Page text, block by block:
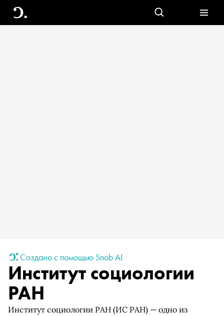
Создано с помощью Snob AI
Институт социологии
РАН
Институт социологии РАН (ИС РАН) — одно из